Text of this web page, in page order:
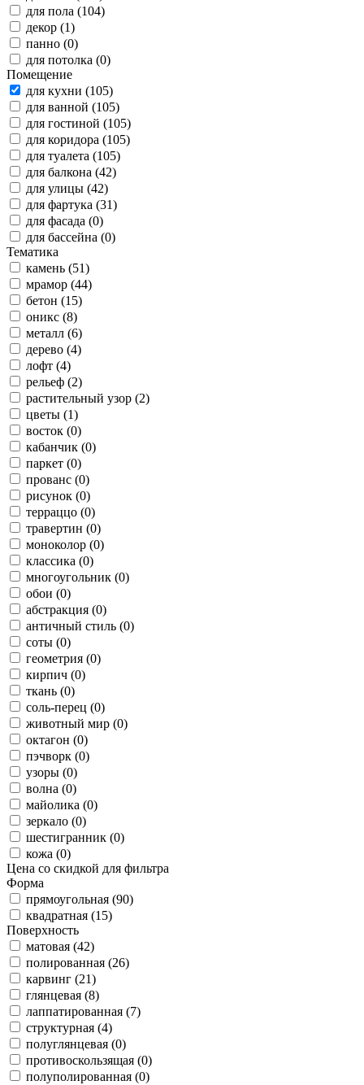
для пола (104)
декор (1)
панно (0)
для потолка (0)
Помещение
для кухни (105)
для ванной (105)
для гостиной (105)
для коридора (105)
для туалета (105)
для балкона (42)
для улицы (42)
для фартука (31)
для фасада (0)
для бассейна (0)
Тематика
камень (51)
мрамор (44)
бетон (15)
оникс (8)
металл (6)
дерево (4)
лофт (4)
рельеф (2)
растительный узор (2)
цветы (1)
восток (0)
кабанчик (0)
паркет (0)
прованс (0)
рисунок (0)
терраццо (0)
травертин (0)
моноколор (0)
классика (0)
многоугольник (0)
обои (0)
абстракция (0)
античный стиль (0)
соты (0)
геометрия (0)
кирпич (0)
ткань (0)
соль-перец (0)
животный мир (0)
октагон (0)
пэчворк (0)
узоры (0)
волна (0)
майолика (0)
зеркало (0)
шестигранник (0)
кожа (0)
Цена со скидкой для фильтра
Форма
прямоугольная (90)
квадратная (15)
Поверхность
матовая (42)
полированная (26)
карвинг (21)
глянцевая (8)
лаппатированная (7)
структурная (4)
полуглянцевая (0)
противоскользящая (0)
полуполированная (0)